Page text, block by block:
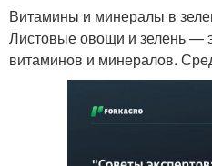
Витамины и минералы в
Листовые овощи и зелень —
витаминов и минералов.